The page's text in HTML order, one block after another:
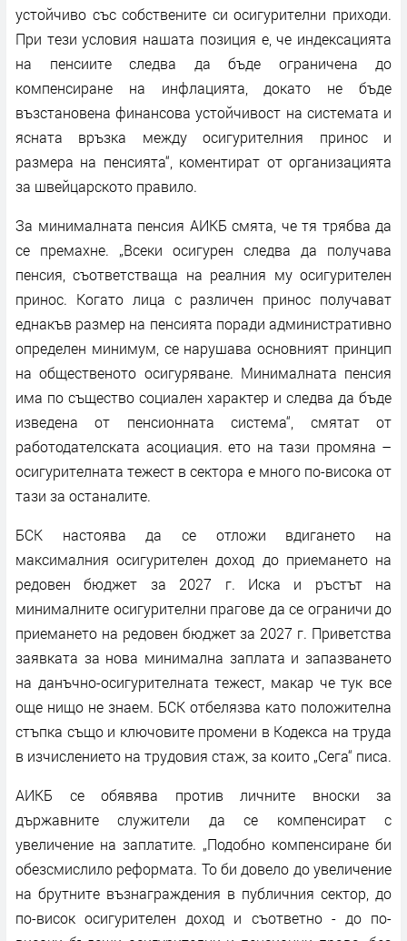
устойчиво със собствените си осигурителни приходи.
При тези условия нашата позиция е, че индексацията
на пенсиите следва да бъде ограничена до
компенсиране на инфлацията, докато не бъде
възстановена финансова устойчивост на системата и
ясната връзка между осигурителния принос и
размера на пенсията“, коментират от организацията
за швейцарското правило.
За минималната пенсия АИКБ смята, че тя трябва да
се премахне. „Всеки осигурен следва да получава
пенсия, съответстваща на реалния му осигурителен
принос. Когато лица с различен принос получават
еднакъв размер на пенсията поради административно
определен минимум, се нарушава основният принцип
на общественото осигуряване. Минималната пенсия
има по същество социален характер и следва да бъде
изведена от пенсионната система“, смятат от
работодателската асоциация. ето на тази промяна –
осигурителната тежест в сектора е много по-висока от
тази за останалите.
БСК настоява да се отложи вдигането на
максималния осигурителен доход до приемането на
редовен бюджет за 2027 г. Иска и ръстът на
минималните осигурителни прагове да се ограничи до
приемането на редовен бюджет за 2027 г. Приветства
заявката за нова минимална заплата и запазването
на данъчно-осигурителната тежест, макар че тук все
още нищо не знаем. БСК отбелязва като положителна
стъпка също и ключовите промени в Кодекса на труда
в изчислението на трудовия стаж, за които „Сега“ писа.
АИКБ се обявява против личните вноски за
държавните служители да се компенсират с
увеличение на заплатите. „Подобно компенсиране би
обезсмислило реформата. То би довело до увеличение
на брутните възнаграждения в публичния сектор, до
по-висок осигурителен доход и съответно - до по-